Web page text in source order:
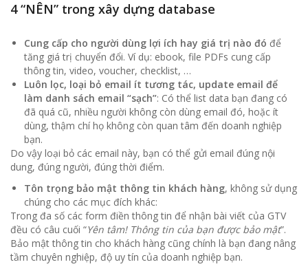
4 “NÊN” trong xây dựng database
Cung cấp cho người dùng lợi ích hay giá trị nào đó để
tăng giá trị chuyển đổi. Ví dụ: ebook, file PDFs cung cấp
thông tin, video, voucher, checklist, …
Luôn lọc, loại bỏ email ít tương tác, update email để
làm danh sách email “sạch”: Có thể list data bạn đang có
đã quá cũ, nhiều người không còn dùng email đó, hoặc ít
dùng, thậm chí họ không còn quan tâm đến doanh nghiệp
bạn.
Do vậy loại bỏ các email này, bạn có thể gửi email đúng nội
dung, đúng người, đúng thời điểm.
Tôn trọng bảo mật thông tin khách hàng, không sử dụng
chúng cho các mục đích khác:
Trong đa số các form điền thông tin để nhận bài viết của GTV
đều có câu cuối “Yên tâm! Thông tin của bạn được bảo mật”.
Bảo mật thông tin cho khách hàng cũng chính là bạn đang nâng
tầm chuyên nghiệp, độ uy tín của doanh nghiệp bạn.